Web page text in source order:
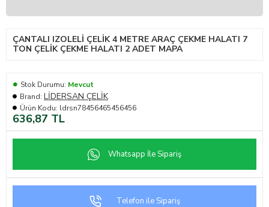
ÇANTALI IZOLELI ÇELIK 4 METRE ARAÇ ÇEKME HALATI 7
TON ÇELIK ÇEKME HALATI 2 ADET MAPA
636,87 TL
Stok Durumu: Mevcut
Brand: LİDERSAN ÇELİK
Ürün Kodu: ldrsn78456465456456
Telefon ile Sipariş
Whatsapp İle Sipariş